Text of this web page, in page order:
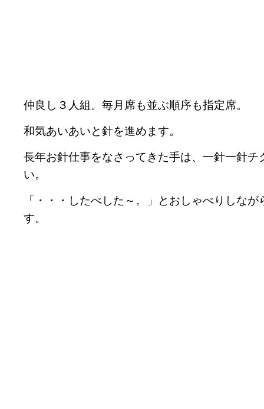
仲良し３人組。毎月席も並ぶ順序も指定席。
和気あいあいと針を進めます。
長年お針仕事をなさってきた手は、一針一針チ
い。
「・・・したべした～。」とおしゃべりしな
す。